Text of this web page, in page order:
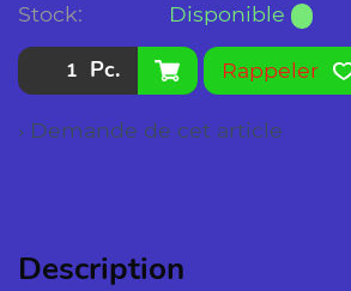
Stock: Disponible
Pc. Rappeler
› Demande de cet article
Description